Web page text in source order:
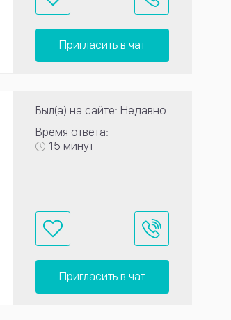
Пригласить в чат
Был(а) на сайте: Недавно
Время ответа:
15 минут
Пригласить в чат